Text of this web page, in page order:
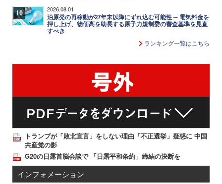
10 2026.08.01
泊原発の再稼動が27年末以降にずれ込む可能性 ─ 電気料金を
押し上げ、物価高を助長する原子力規制委の審査基準を見直
すべき
ランキング一覧はこちら
トランプが「敗北宣言」をしない理由「不正選挙」疑惑に 中国
共産党の影
G20の日露首脳会談で 「日露平和条約」締結の決断を
インフォメーション